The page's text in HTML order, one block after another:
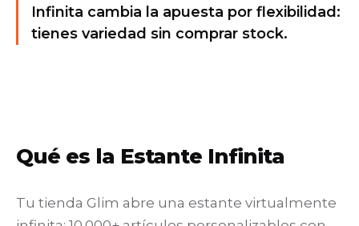
Infinita cambia la apuesta por flexibilidad:
tienes variedad sin comprar stock.
Qué es la Estante Infinita
Tu tienda Glim abre una estante virtualmente